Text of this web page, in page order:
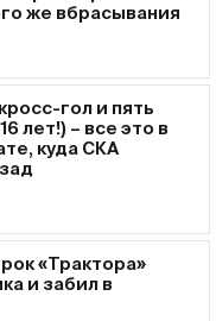
же вбрасывания
гол и пять
лет!) – все это в
куда СКА
«Трактора»
и забил в